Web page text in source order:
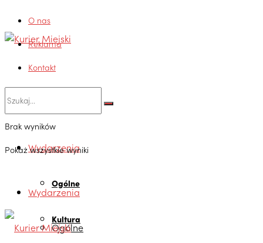
O nas
Reklama
Kontakt
Brak wyników
Pokaż wszystkie wyniki
Wydarzenia
Ogólne
Kultura
Wydarzenia
Ogólne